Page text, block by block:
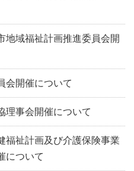
地域福祉計画推進委員会開
会開催について
理事会開催について
福祉計画及び介護保険事業
について